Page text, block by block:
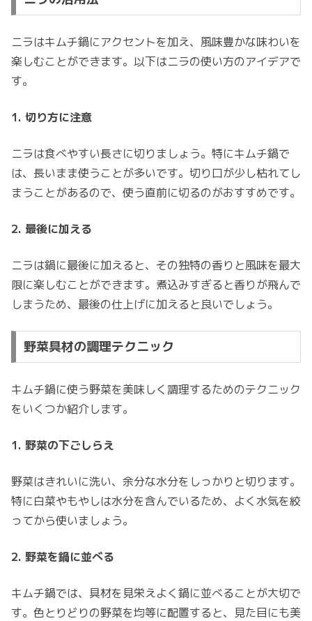
ニラはキムチ鍋にアクセントを加え、風味豊かな味わいを
楽しむことができます。以下はニラの使い方のアイデアで
す。
1. 切り方に注意
ニラは食べやすい長さに切りましょう。特にキムチ鍋で
は、長いまま使うことが多いです。切り口が少し枯れてし
まうことがあるので、使う直前に切るのがおすすめです。
2. 最後に加える
ニラは鍋に最後に加えると、その独特の香りと風味を最大
限に楽しむことができます。煮込みすぎると香りが飛んで
しまうため、最後の仕上げに加えると良いでしょう。
野菜具材の調理テクニック
キムチ鍋に使う野菜を美味しく調理するためのテクニック
をいくつか紹介します。
1. 野菜の下ごしらえ
野菜はきれいに洗い、余分な水分をしっかりと切ります。
特に白菜やもやしは水分を含んでいるため、よく水気を絞
ってから使いましょう。
2. 野菜を鍋に並べる
キムチ鍋では、具材を見栄えよく鍋に並べることが大切で
す。色とりどりの野菜を均等に配置すると、見た目にも美